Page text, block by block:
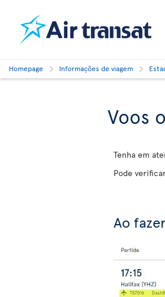
Homepage Informações de viagem
Voos
Tenha em
Pode
Ao